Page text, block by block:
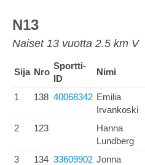
N13
Naiset 13 vuotta 2.5 km V
Sija Nro
Sportti-
ID
Nimi
1 138 40068342 Emilia
Irvankoski
2 123
Hanna
Lundberg
3 134 33609902 Jonna